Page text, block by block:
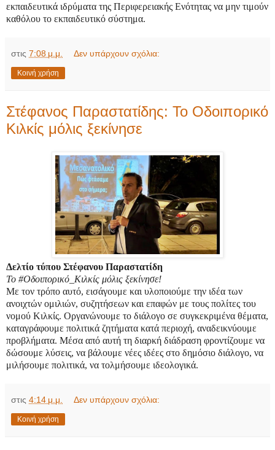
εκπαιδευτικά ιδρύματα της Περιφερειακής Ενότητας να μην τιμούν
καθόλου το εκπαιδευτικό σύστημα.
στις 7:08 μ.μ. Δεν υπάρχουν σχόλια:
Κοινή χρήση
Στέφανος Παραστατίδης: Το Οδοιπορικό
Κιλκίς μόλις ξεκίνησε
Δελτίο τύπου Στέφανου Παραστατίδη
Το #Οδοιπορικό_Κιλκίς μόλις ξεκίνησε!
Με τον τρόπο αυτό, εισάγουμε και υλοποιούμε την ιδέα των
ανοιχτών ομιλιών, συζητήσεων και επαφών με τους πολίτες του
νομού Κιλκίς. Οργανώνουμε το διάλογο σε συγκεκριμένα θέματα,
καταγράφουμε πολιτικά ζητήματα κατά περιοχή, αναδεικνύουμε
προβλήματα. Μέσα από αυτή τη διαρκή διάδραση φροντίζουμε να
δώσουμε λύσεις, να βάλουμε νέες ιδέες στο δημόσιο διάλογο, να
μιλήσουμε πολιτικά, να τολμήσουμε ιδεολογικά.
στις 4:14 μ.μ. Δεν υπάρχουν σχόλια:
Κοινή χρήση